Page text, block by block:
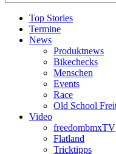
Top Stories
Termine
News
Produktnews
Bikechecks
Menschen
Events
Race
Old School
Video
freedombmxTV
Flatland
Tricktipps